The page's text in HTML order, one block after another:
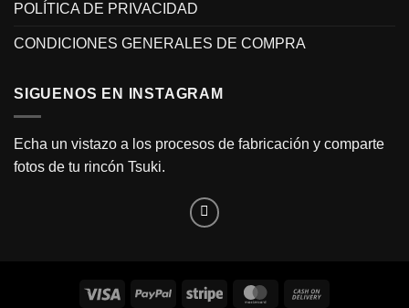
POLÍTICA DE PRIVACIDAD
CONDICIONES GENERALES DE COMPRA
SIGUENOS EN INSTAGRAM
Echa un vistazo a los procesos de fabricación y comparte
fotos de tu rincón Tsuki.